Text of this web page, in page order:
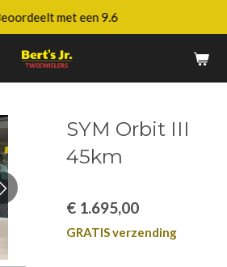
met een 9.6
SYM Orbit III
45km
€ 1.695,00
GRATIS verzending